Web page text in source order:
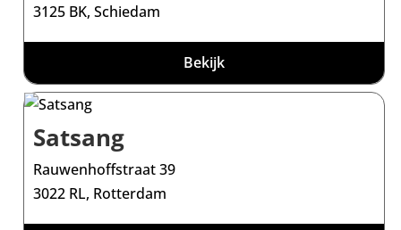
3125 BK, Schiedam
Bekijk
Satsang
Rauwenhoffstraat 39
3022 RL, Rotterdam